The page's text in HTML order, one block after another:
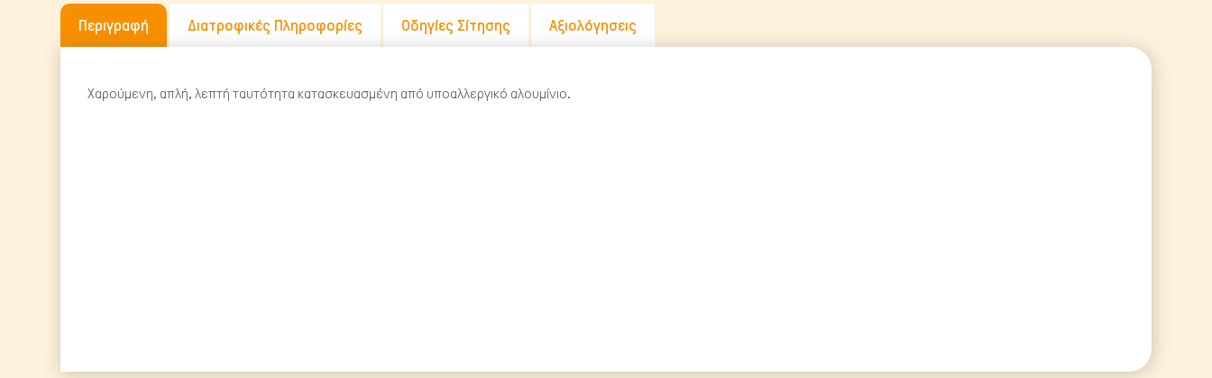
Περιγραφή Διατροφικές Πληροφορίες Οδηγίες Σίτησης Αξιολόγησεις
Χαρούμενη, απλή, λεπτή ταυτότητα κατασκευασμένη από υποαλλεργικό αλουμίνιο.